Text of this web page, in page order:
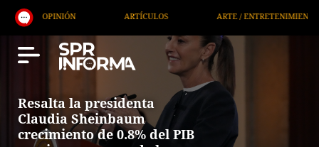
OPINIÓN ARTÍCULOS ARTE / ENTRETENIMIENTO
Resalta la presidenta
Claudia Sheinbaum
crecimiento de 0.8% del PIB